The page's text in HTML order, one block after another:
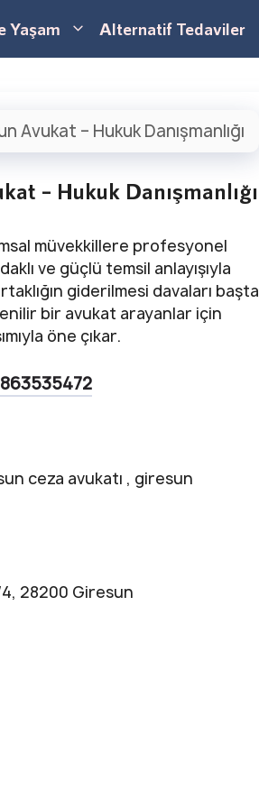
Yaşam Alternatif Tedaviler
– Hukuk Danışmanlığı
– Hukuk Danışmanlığı
müvekkillere profesyonel
ve güçlü temsil anlayışıyla
giderilmesi davaları başta
bir avukat arayanlar için
öne çıkar.
ceza avukatı , giresun
28200 Giresun